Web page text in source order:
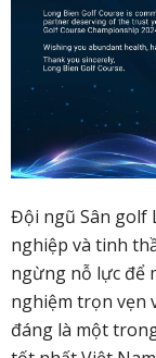
Đội ngũ Sân golf
nghiệp và tinh
ngừng nỗ lực để
nghiệm trọn vẹn
đáng là một